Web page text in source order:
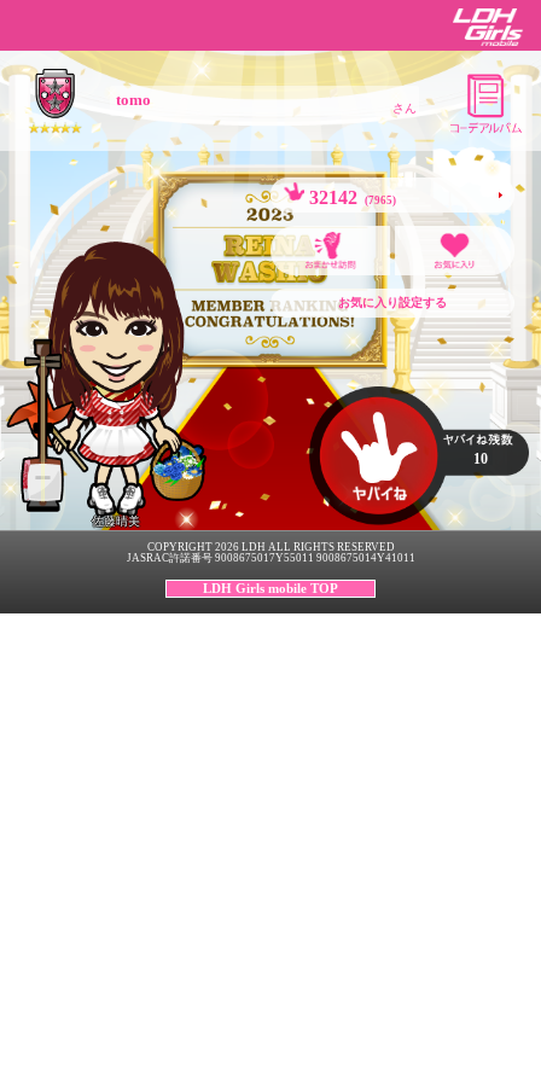
tomo さん
佐藤晴美
32142 (7965)
お気に入り設定する
10
COPYRIGHT 2026 LDH ALL RIGHTS RESERVED
JASRAC許諾番号 9008675017Y55011 9008675014Y41011
LDH Girls mobile TOP